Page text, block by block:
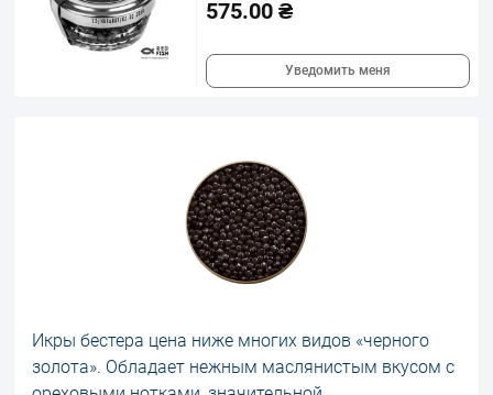
575.00 ₴
Уведомить меня
Икры бестера цена ниже многих видов «черного
золота». Обладает нежным маслянистым вкусом с